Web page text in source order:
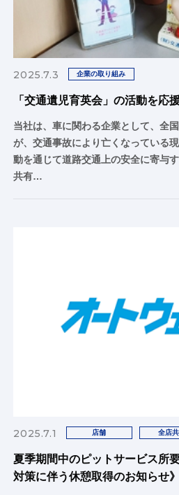
2025.7.3 企業の取り組み
「交通遺児育英会」の活動を応
当社は、車に関わる企業として、全
が、交通事故により亡くなっている
動を通じて道路交通上の安全に寄与
共有…
2025.7.1 店舗 全店
夏季期間中のピットサービス所
対策に伴う休憩取得のお知らせ》